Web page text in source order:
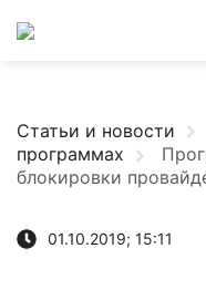
Статьи и новости
программах
блокировки
01.10.2019; 15:11